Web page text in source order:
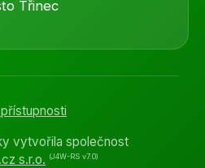
Třinec
vytvořila společnost
s.r.o. (J4W-RS v7.0)